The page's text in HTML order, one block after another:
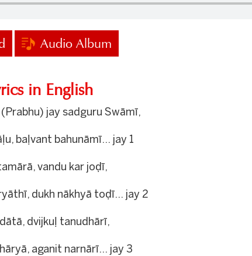
Audio Album
in English
jay sadguru Swāmī,
baḷvant bahunāmī… jay 1
vandu kar joḍī,
dukh nākhyā toḍī… jay 2
dvijkuḷ tanudhārī,
aganit narnārī… jay 3